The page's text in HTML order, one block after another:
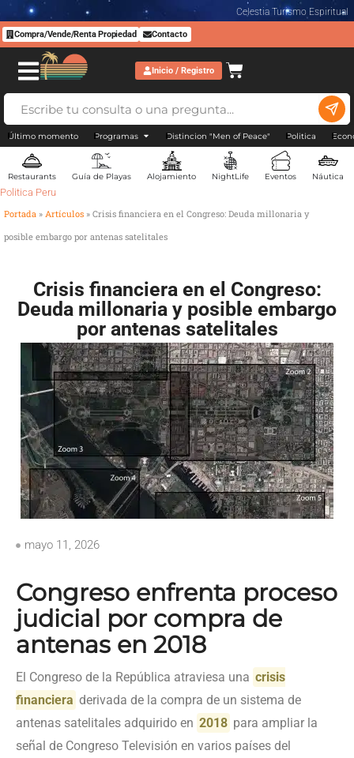
Celestia Turismo Espiritual
Compra/Vende/Renta Propiedad Contacto
Inicio / Registro
Último momento Programas Distincion "Men of Peace" Politica
Restaurants Guía de Playas Alojamiento NightLife Eventos Náutica
Politica Peru
Portada » Artículos » Crisis financiera en el Congreso: Deuda millonaria y
posible embargo por antenas satelitales
Crisis financiera en el Congreso:
Deuda millonaria y posible embargo
por antenas satelitales
mayo 11, 2026
Congreso enfrenta proceso
judicial por compra de
antenas en 2018
El Congreso de la República atraviesa una crisis
financiera derivada de la compra de un sistema de
antenas satelitales adquirido en 2018 para ampliar la
señal de Congreso Televisión en varios países del